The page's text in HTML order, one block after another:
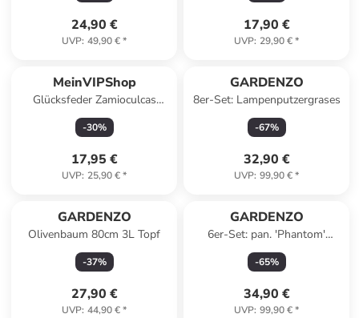
24,90 €
UVP: 49,90 €*
17,90 €
UVP: 29,90 €*
MeinVIPShop
Glücksfeder Zamioculcas
50cm Zimmerpflanze
-30%
17,95 €
UVP: 25,90 €*
GARDENZO
8er-Set: Lampenputzergrases
-67%
32,90 €
UVP: 99,90 €*
GARDENZO
Olivenbaum 80cm 3L Topf
-37%
27,90 €
UVP: 44,90 €*
GARDENZO
6er-Set: pan. 'Phantom'
Hortensien in Bunt
-65%
34,90 €
UVP: 99,90 €*